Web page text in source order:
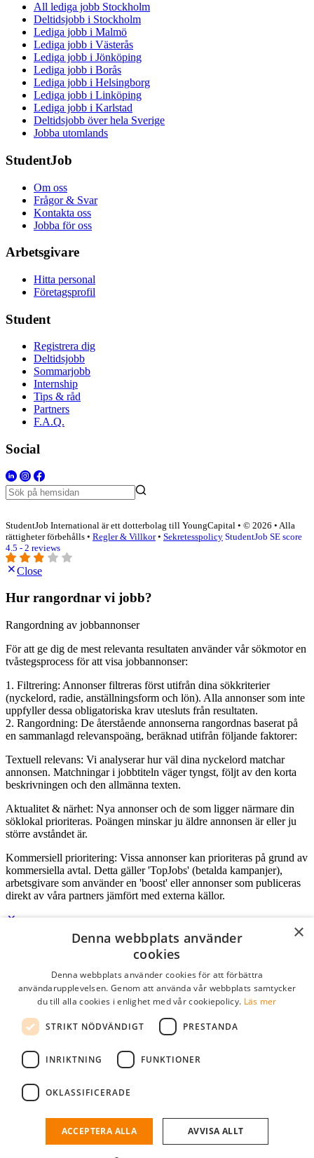
All lediga jobb Stockholm
Deltidsjobb i Stockholm
Lediga jobb i Malmö
Lediga jobb i Västerås
Lediga jobb i Jönköping
Lediga jobb i Borås
Lediga jobb i Helsingborg
Lediga jobb i Linköping
Lediga jobb i Karlstad
Deltidsjobb över hela Sverige
Jobba utomlands
StudentJob
Om oss
Frågor & Svar
Kontakta oss
Jobba för oss
Arbetsgivare
Hitta personal
Företagsprofil
Student
Registrera dig
Deltidsjobb
Sommarjobb
Internship
Tips & råd
Partners
F.A.Q.
Social
StudentJob International är ett dotterbolag till YoungCapital • © 2026 • Alla
rättigheter förbehålls • Regler & Villkor• Sekretesspolicy StudentJob SE score
4.5 - 2 reviews
Close
Hur rangordnar vi jobb?
Rangordning av jobbannonser
För att ge dig de mest relevanta resultaten använder vår sökmotor en
tvåstegsprocess för att visa jobbannonser:
1. Filtrering: Annonser filtreras först utifrån dina sökkriterier
(nyckelord, radie, anställningsform och lön). Alla annonser som inte
uppfyller dessa obligatoriska krav utesluts från resultaten.
2. Rangordning: De återstående annonserna rangordnas baserat på
en sammanlagd relevanspoäng, beräknad utifrån följande faktorer:
Textuell relevans: Vi analyserar hur väl dina nyckelord matchar
annonsen. Matchningar i jobbtiteln väger tyngst, följt av den korta
beskrivningen och den allmänna texten.
Aktualitet & närhet: Nya annonser och de som ligger närmare din
söklokal prioriteras. Poängen minskar ju äldre annonsen är eller ju
större avståndet är.
Kommersiell prioritering: Vissa annonser kan prioriteras på grund av
kommersiella avtal. Detta gäller 'TopJobs' (betalda kampanjer),
arbetsgivare som använder en 'boost' eller annonser som publiceras
direkt av våra partners jämfört med externa källor.
Logga in som företag
Lösenord
kom ihåg mig
logga in
Kostnadsfri företagsprofil
och söka efter passande kandidater till ditt företag.
×
Denna webbplats använder
cookies
Denna webbplats använder cookies för att förbättra
användarupplevelsen. Genom att använda vår webbplats samtycker
du till alla cookies i enlighet med vår cookiepolicy. Läs mer
STRIKT NÖDVÄNDIGT PRESTANDA
INRIKTNING FUNKTIONER
OKLASSIFICERADE
ACCEPTERA ALLA AVVISA ALLT